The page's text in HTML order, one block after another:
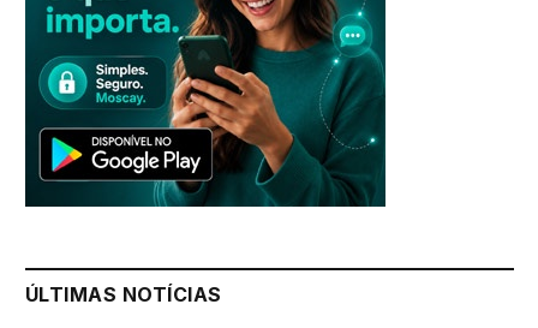
ÚLTIMAS NOTÍCIAS